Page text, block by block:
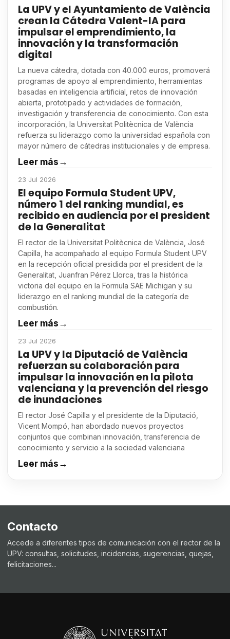
La UPV y el Ayuntamiento de València
crean la Cátedra Valent-IA para
impulsar el emprendimiento, la
innovación y la transformación
digital
La nueva cátedra, dotada con 40.000 euros, promoverá
programas de apoyo al emprendimiento, herramientas
basadas en inteligencia artificial, retos de innovación
abierta, prototipado y actividades de formación,
investigación y transferencia de conocimiento. Con esta
incorporación, la Universitat Politècnica de València
refuerza su liderazgo como la universidad española con
mayor número de cátedras institucionales y de empresa.
Leer más→
23 Jul 2026
El equipo Formula Student UPV,
número 1 del ranking mundial, es
recibido en audiencia por el president
de la Generalitat
El rector de la Universitat Politècnica de València, José
Capilla, ha acompañado al equipo Formula Student UPV
en la recepción oficial presidida por el president de la
Generalitat, Juanfran Pérez Llorca, tras la histórica
victoria del equipo en la Formula SAE Michigan y su
liderazgo en el ranking mundial de la categoría de
combustión.
Leer más→
23 Jul 2026
La UPV y la Diputació de València
refuerzan su colaboración para
impulsar la innovación en la pilota
valenciana y la prevención del riesgo
de inundaciones
El rector José Capilla y el presidente de la Diputació,
Vicent Mompó, han abordado nuevos proyectos
conjuntos que combinan innovación, transferencia de
conocimiento y servicio a la sociedad valenciana
Leer más→
Contacto
Accede a diferentes tipos de comunicación con el rector de la
UPV: consultas, solicitudes, incidencias, sugerencias, quejas,
felicitaciones...